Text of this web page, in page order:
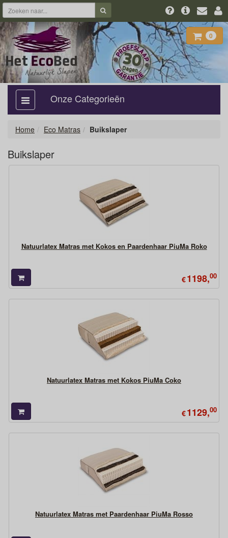
0
categorie
aan,
Onze Categorieën
Home Eco Matras Buikslaper
Buikslaper
Natuurlatex Matras met Kokos en Paardenhaar PiuMa Roko
€1198,00
Natuurlatex Matras met Kokos PiuMa Coko
€1129,00
Natuurlatex Matras met Paardenhaar PiuMa Rosso